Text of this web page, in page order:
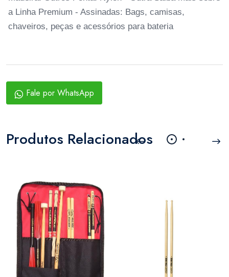
a Linha Premium - Assinadas: Bags, camisas,
chaveiros, peças e acessórios para bateria
Fale por WhatsApp
Produtos Relacionados